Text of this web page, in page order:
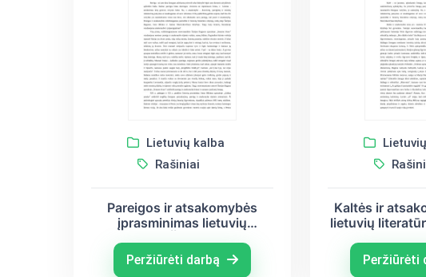
Lietuvių kalba
Rašiniai
Pareigos ir atsakomybės
įprasminimas lietuvių
Jonas Biliūnas, Justinas
Marcinkevičius)
Peržiūrėti darbą
Kaltės ir
lietuvių
Justinas
Peržiūrėti